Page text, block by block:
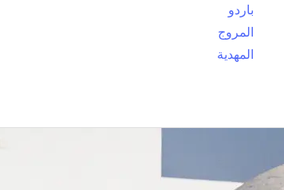
باردو
المروج
المهدية